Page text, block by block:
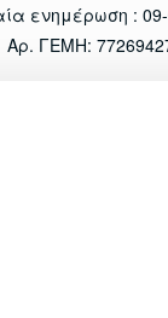
ενημέρωση :
Αρ. ΓΕΜΗ: